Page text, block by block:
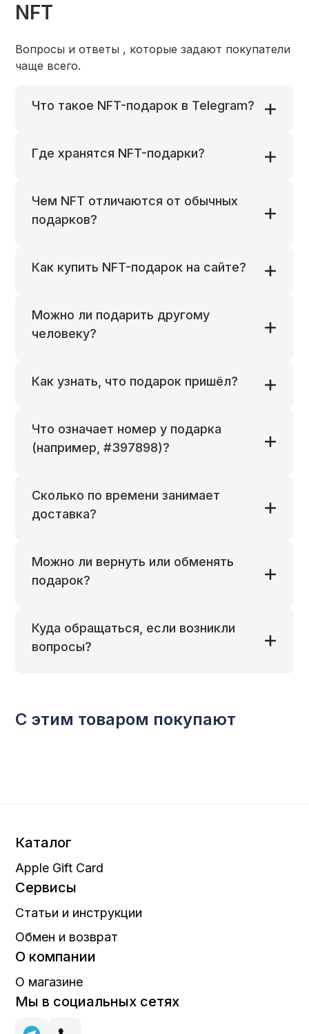
NFT
Вопросы и ответы , которые задают покупатели
чаще всего.
Что такое NFT-подарок в Telegram?
Где хранятся NFT-подарки?
Чем NFT отличаются от обычных
подарков?
Как купить NFT-подарок на сайте?
Можно ли подарить другому
человеку?
Как узнать, что подарок пришёл?
Что означает номер у подарка
(например, #397898)?
Сколько по времени занимает
доставка?
Можно ли вернуть или обменять
подарок?
Куда обращаться, если возникли
вопросы?
С этим товаром покупают
Каталог
Apple Gift Card
Сервисы
Статьи и инструкции
Обмен и возврат
О компании
О магазине
Мы в социальных сетях